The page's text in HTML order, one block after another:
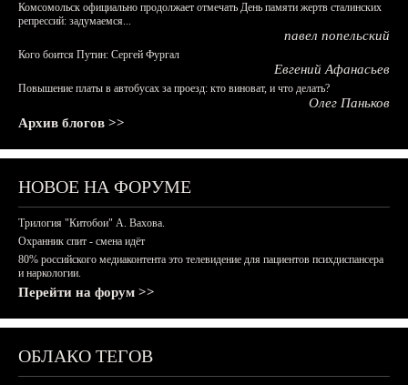
Комсомольск официально продолжает отмечать День памяти жертв сталинских
репрессий: задумаемся...
павел попельский
Кого боится Путин: Сергей Фургал
Евгений Афанасьев
Повышение платы в автобусах за проезд: кто виноват, и что делать?
Олег Паньков
Архив блогов >>
НОВОЕ НА ФОРУМЕ
Трилогия "Китобои" А. Вахова.
Охранник спит - смена идёт
80% российского медиаконтента это телевидение для пациентов психдиспансера
и наркологии.
Перейти на форум >>
ОБЛАКО ТЕГОВ